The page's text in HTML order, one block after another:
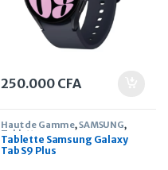
250.000 CFA
Haut de Gamme,SAMSUNG,
Tablette
Tablette Samsung Galaxy
Tab S9 Plus